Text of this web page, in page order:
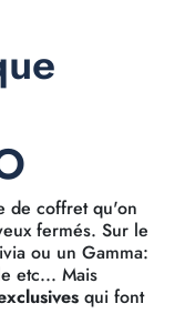
de coffret qu'on
fermés. Sur le
ou un Gamma:
etc... Mais
qui font